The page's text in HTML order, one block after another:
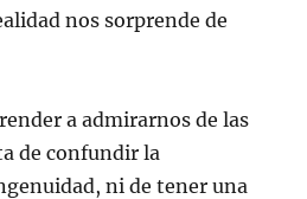
nos sorprende de
a admirarnos de las
de confundir la
ni de tener una